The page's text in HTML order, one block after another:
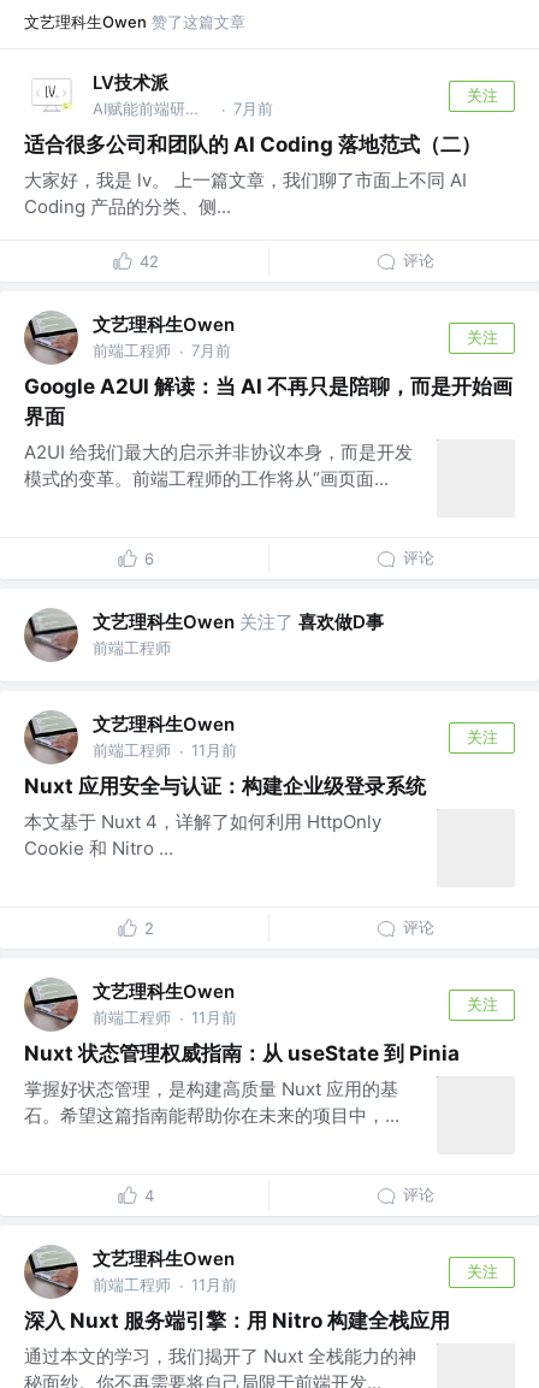
文艺理科生Owen 赞了这篇文章
LV技术派
AI赋能前端研发从0～1 作者｜v lvjishupai · 7月前
关注
适合很多公司和团队的 AI Coding 落地范式（二）
大家好，我是 lv。 上一篇文章，我们聊了市面上不同 AI
Coding 产品的分类、侧...
42 评论
文艺理科生Owen
前端工程师 · 7月前
关注
Google A2UI 解读：当 AI 不再只是陪聊，而是开始画
界面
A2UI 给我们最大的启示并非协议本身，而是开发
模式的变革。前端工程师的工作将从“画页面...
6 评论
文艺理科生Owen 关注了 喜欢做D事
前端工程师
文艺理科生Owen
前端工程师 · 11月前
关注
Nuxt 应用安全与认证：构建企业级登录系统
本文基于 Nuxt 4，详解了如何利用 HttpOnly
Cookie 和 Nitro ...
2 评论
文艺理科生Owen
前端工程师 · 11月前
关注
Nuxt 状态管理权威指南：从 useState 到 Pinia
掌握好状态管理，是构建高质量 Nuxt 应用的基
石。希望这篇指南能帮助你在未来的项目中，...
4 评论
文艺理科生Owen
前端工程师 · 11月前
关注
深入 Nuxt 服务端引擎：用 Nitro 构建全栈应用
通过本文的学习，我们揭开了 Nuxt 全栈能力的神
秘面纱。你不再需要将自己局限于前端开发...